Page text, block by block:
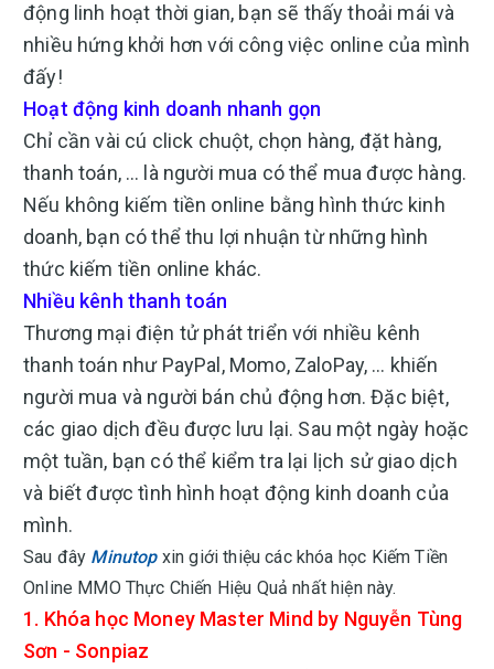
động linh hoạt thời gian, bạn sẽ thấy thoải mái và
nhiều hứng khởi hơn với công việc online của mình
đấy!
Hoạt động kinh doanh nhanh gọn
Chỉ cần vài cú click chuột, chọn hàng, đặt hàng,
thanh toán, … là người mua có thể mua được hàng.
Nếu không kiếm tiền online bằng hình thức kinh
doanh, bạn có thể thu lợi nhuận từ những hình
thức kiếm tiền online khác.
Nhiều kênh thanh toán
Thương mại điện tử phát triển với nhiều kênh
thanh toán như PayPal, Momo, ZaloPay, … khiến
người mua và người bán chủ động hơn. Đặc biệt,
các giao dịch đều được lưu lại. Sau một ngày hoặc
một tuần, bạn có thể kiểm tra lại lịch sử giao dịch
và biết được tình hình hoạt động kinh doanh của
mình.
Sau đây Minutop xin giới thiệu các khóa học Kiếm Tiền
Online MMO Thực Chiến Hiệu Quả nhất hiện này.
1. Khóa học Money Master Mind by Nguyễn Tùng
Sơn - Sonpiaz